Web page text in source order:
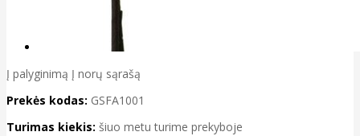
Į palyginimą Į norų sąrašą
Prekės kodas: GSFA1001
Turimas kiekis: šiuo metu turime prekyboje